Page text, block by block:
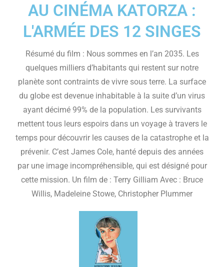
AU CINÉMA KATORZA :
L'ARMÉE DES 12 SINGES
Résumé du film : Nous sommes en l’an 2035. Les
quelques milliers d’habitants qui restent sur notre
planète sont contraints de vivre sous terre. La surface
du globe est devenue inhabitable à la suite d’un virus
ayant décimé 99% de la population. Les survivants
mettent tous leurs espoirs dans un voyage à travers le
temps pour découvrir les causes de la catastrophe et la
prévenir. C’est James Cole, hanté depuis des années
par une image incompréhensible, qui est désigné pour
cette mission. Un film de : Terry Gilliam Avec : Bruce
Willis, Madeleine Stowe, Christopher Plummer